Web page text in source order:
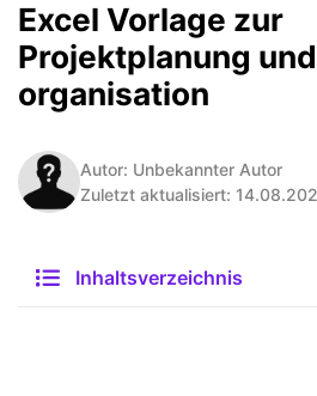
Excel Vorlage zur
Projektplanung
organisation
Autor: Unbekannter Autor
Zuletzt aktualisiert:
Inhaltsverzeichnis